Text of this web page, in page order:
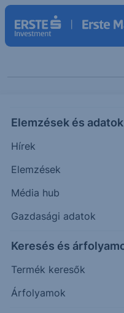
Elemzések és adatok
Hírek
Elemzések
Média hub
Gazdasági adatok
Keresés és
Termék keresők
Árfolyamok